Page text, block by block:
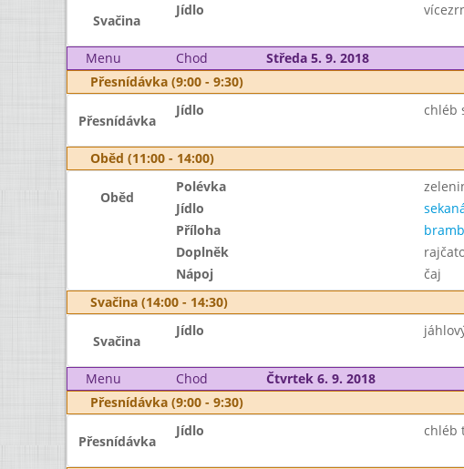
Svačina
Jídlo
Menu Chod Středa 5. 9. 2018
Přesnídávka (9:00 - 9:30)
Přesnídávka
Jídlo chléb
Oběd (11:00 - 14:00)
Oběd
Polévka
Jídlo
Příloha
Doplněk
Nápoj
čaj
Svačina (14:00 - 14:30)
Svačina
Jídlo
Menu Chod Čtvrtek 6. 9. 2018
Přesnídávka (9:00 - 9:30)
Přesnídávka
Jídlo chléb